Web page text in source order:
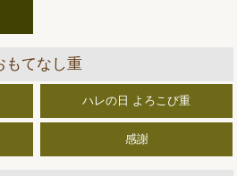
もてなし重
ハレの日 よろこび重
感謝